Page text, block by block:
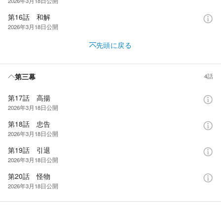
第16話 和解
2026年3月18日公開
先頭に戻る
第三幕 4話
第17話 高揚
2026年3月18日公開
第18話 忠告
2026年3月18日公開
第19話 引退
2026年3月18日公開
第20話 怪物
2026年3月18日公開